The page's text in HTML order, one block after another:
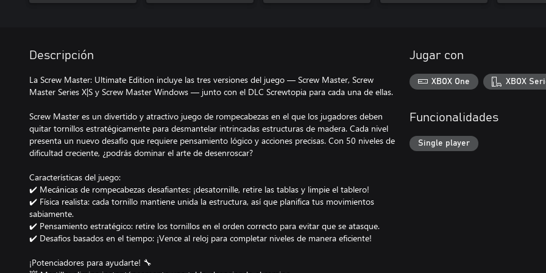
Descripción
La Screw Master: Ultimate Edition incluye las tres versiones del juego — Screw Master, Screw
Master Series X|S y Screw Master Windows — junto con el DLC Screwtopia para cada una de ellas.
Screw Master es un divertido y atractivo juego de rompecabezas en el que los jugadores deben
quitar tornillos estratégicamente para desmantelar intrincadas estructuras de madera. Cada nivel
presenta un nuevo desafío que requiere pensamiento lógico y acciones precisas. Con 50 niveles de
dificultad creciente, ¿podrás dominar el arte de desenroscar?
Características del juego:
✔️ Mecánicas de rompecabezas desafiantes: ¡desatornille, retire las tablas y limpie el tablero!
✔️ Física realista: cada tornillo mantiene unida la estructura, así que planifica tus movimientos
sabiamente.
✔️ Pensamiento estratégico: retire los tornillos en el orden correcto para evitar que se atasque.
✔️ Desafíos basados ​​en el tiempo: ¡Vence al reloj para completar niveles de manera eficiente!
¡Potenciadores para ayudarte! 🔧
Jugar con
XBOX One XBOX
Funcionalidades
Single player